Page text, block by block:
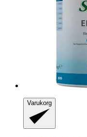
Varukorg